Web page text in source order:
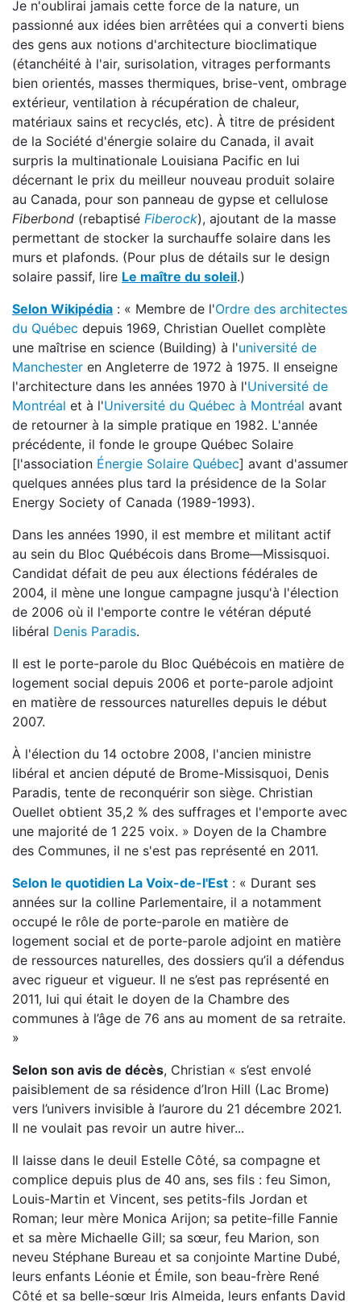
Je n'oublirai jamais cette force de la nature, un
passionné aux idées bien arrêtées qui a converti biens
des gens aux notions d'architecture bioclimatique
(étanchéité à l'air, surisolation, vitrages performants
bien orientés, masses thermiques, brise-vent, ombrage
extérieur, ventilation à récupération de chaleur,
matériaux sains et recyclés, etc). À titre de président
de la Société d'énergie solaire du Canada, il avait
surpris la multinationale Louisiana Pacific en lui
décernant le prix du meilleur nouveau produit solaire
au Canada, pour son panneau de gypse et cellulose
Fiberbond (rebaptisé Fiberock), ajoutant de la masse
permettant de stocker la surchauffe solaire dans les
murs et plafonds. (Pour plus de détails sur le design
solaire passif, lire Le maître du soleil.)
Selon Wikipédia : « Membre de l'Ordre des architectes
du Québec depuis 1969, Christian Ouellet complète
une maîtrise en science (Building) à l'université de
Manchester en Angleterre de 1972 à 1975. Il enseigne
l'architecture dans les années 1970 à l'Université de
Montréal et à l'Université du Québec à Montréal avant
de retourner à la simple pratique en 1982. L'année
précédente, il fonde le groupe Québec Solaire
[l'association Énergie Solaire Québec] avant d'assumer
quelques années plus tard la présidence de la Solar
Energy Society of Canada (1989-1993).
Dans les années 1990, il est membre et militant actif
au sein du Bloc Québécois dans Brome—Missisquoi.
Candidat défait de peu aux élections fédérales de
2004, il mène une longue campagne jusqu'à l'élection
de 2006 où il l'emporte contre le vétéran député
libéral Denis Paradis.
Il est le porte-parole du Bloc Québécois en matière de
logement social depuis 2006 et porte-parole adjoint
en matière de ressources naturelles depuis le début
2007.
À l'élection du 14 octobre 2008, l'ancien ministre
libéral et ancien député de Brome-Missisquoi, Denis
Paradis, tente de reconquérir son siège. Christian
Ouellet obtient 35,2 % des suffrages et l'emporte avec
une majorité de 1 225 voix. » Doyen de la Chambre
des Communes, il ne s'est pas représenté en 2011.
Selon le quotidien La Voix-de-l'Est : « Durant ses
années sur la colline Parlementaire, il a notamment
occupé le rôle de porte-parole en matière de
logement social et de porte-parole adjoint en matière
de ressources naturelles, des dossiers qu’il a défendus
avec rigueur et vigueur. Il ne s’est pas représenté en
2011, lui qui était le doyen de la Chambre des
communes à l’âge de 76 ans au moment de sa retraite.
»
Selon son avis de décès, Christian « s’est envolé
paisiblement de sa résidence d’Iron Hill (Lac Brome)
vers l’univers invisible à l’aurore du 21 décembre 2021.
Il ne voulait pas revoir un autre hiver...
Il laisse dans le deuil Estelle Côté, sa compagne et
complice depuis plus de 40 ans, ses fils : feu Simon,
Louis-Martin et Vincent, ses petits-fils Jordan et
Roman; leur mère Monica Arijon; sa petite-fille Fannie
et sa mère Michaelle Gill; sa sœur, feu Marion, son
neveu Stéphane Bureau et sa conjointe Martine Dubé,
leurs enfants Léonie et Émile, son beau-frère René
Côté et sa belle-sœur Iris Almeida, leurs enfants David